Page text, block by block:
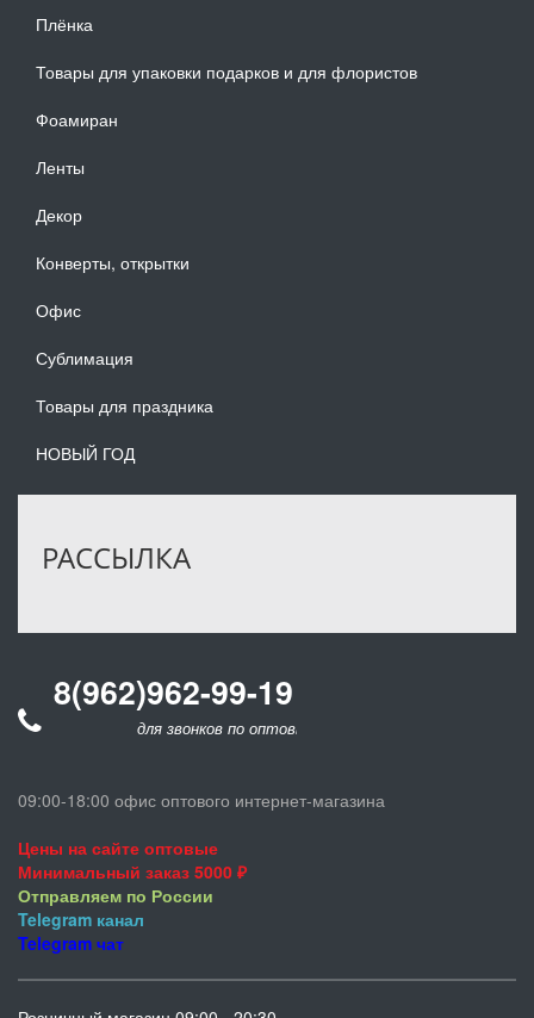
Плёнка
Товары для упаковки подарков и для флористов
Фоамиран
Ленты
Декор
Конверты, открытки
Офис
Сублимация
Товары для праздника
НОВЫЙ ГОД
РАССЫЛКА
8(962)962-99-19
для звонков по оптовым заказам
09:00-18:00 офис оптового интернет-магазина
Цены на сайте оптовые
Минимальный заказ 5000 ₽
Отправляем по России
Telegram канал
Telegram чат